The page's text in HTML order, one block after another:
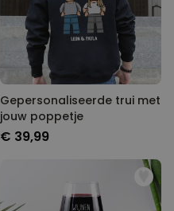
Gepersonaliseerde trui met
jouw poppetje
€ 39,99